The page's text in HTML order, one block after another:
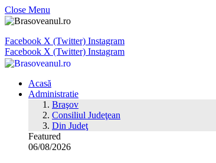
Close Menu
Facebook X (Twitter) Instagram
Facebook X (Twitter) Instagram
Acasă
Administratie
Braşov
Consiliul Judeţean
Din Judeţ
Featured
06/08/2026